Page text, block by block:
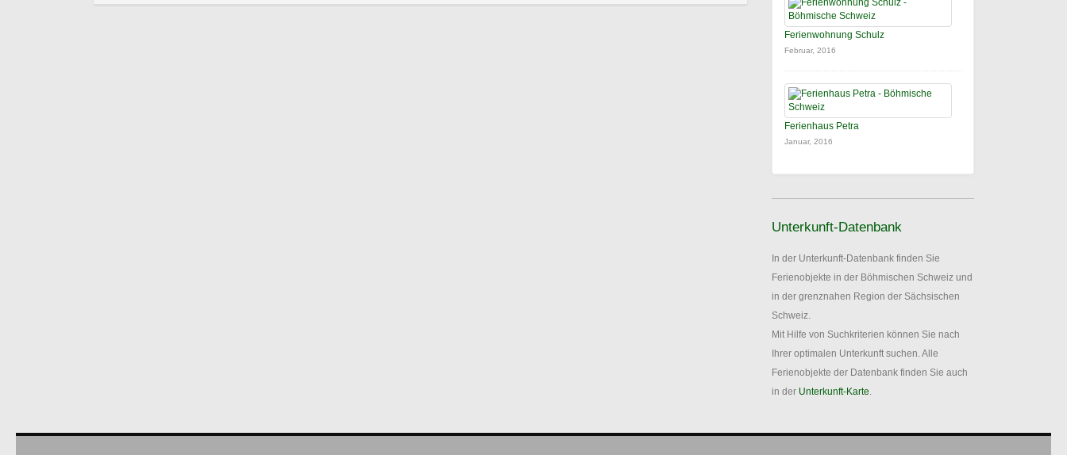
Ferienwohnung Schulz
Februar, 2016
Ferienhaus Petra
Januar, 2016
Unterkunft-Datenbank
In der Unterkunft-Datenbank finden Sie
Ferienobjekte in der Böhmischen Schweiz und
in der grenznahen Region der Sächsischen
Schweiz.
Mit Hilfe von Suchkriterien können Sie nach
Ihrer optimalen Unterkunft suchen. Alle
Ferienobjekte der Datenbank finden Sie auch
in der Unterkunft-Karte.